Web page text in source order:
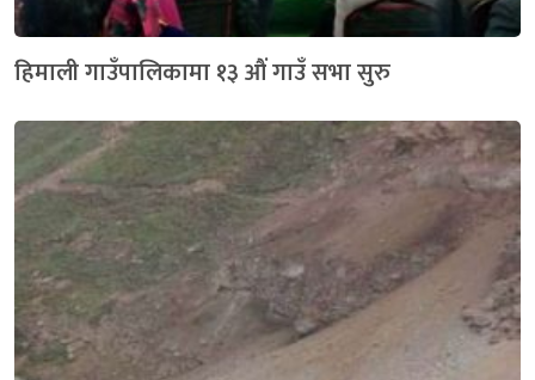
हिमाली गाउँपालिकामा १३ औं गाउँ सभा सुरु